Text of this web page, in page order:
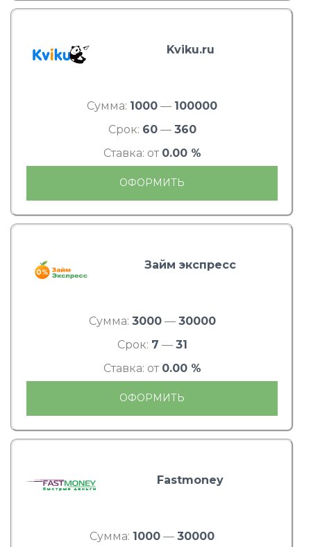
Kviku.ru
Сумма: 1000 — 100000
Срок: 60— 360
Ставка: от 0.00 %
ОФОРМИТЬ
Займ экспресс
Сумма: 3000— 30000
Срок: 7 — 31
Ставка: от 0.00 %
ОФОРМИТЬ
Fastmoney
Сумма: 1000 — 30000